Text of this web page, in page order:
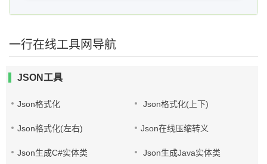
一行在线工具网导航
JSON工具
Json格式化 Json格式化(上下)
Json格式化(左右) Json在线压缩转义
Json生成C#实体类 Json生成Java实体类